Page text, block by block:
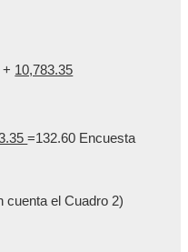
+ 10,783.35
=132.60 Encuesta
cuenta el Cuadro 2)